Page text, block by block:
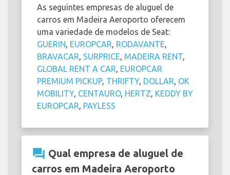
As seguintes empresas de aluguel de
carros em Madeira Aeroporto oferecem
uma variedade de modelos de Seat:
GUERIN EUROPCAR RODAVANTE
BRAVACAR SURPRICE MADEIRA RENT
GLOBAL RENT A CAR EUROPCAR
PREMIUM PICKUP, THRIFTY, DOLLAR OK
MOBILITY, CENTAURO, HERTZ KEDDY BY
EUROPCAR PAYLESS
question_answer Qual empresa de aluguel de
carros em Madeira Aeroporto